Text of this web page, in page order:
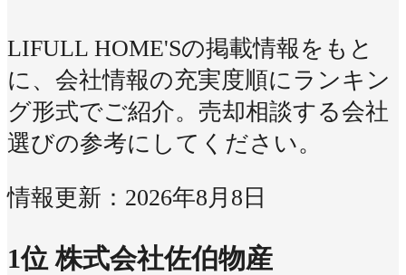
LIFULL HOME'Sの掲載情報をもと
に、会社情報の充実度順にランキン
グ形式でご紹介。売却相談する会社
選びの参考にしてください。
情報更新：2026年8月8日
1位株式会社佐伯物産